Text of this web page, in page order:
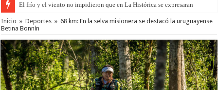
El frío y el viento no impidieron que en La Histórica se expresaran
OSER: Frigerio aseguró que mejoraron el servicio, redujeron el déficit en
Inicio » Deportes » 68 km: En la selva misionera se destacó la uruguayense
Betina Bonnín